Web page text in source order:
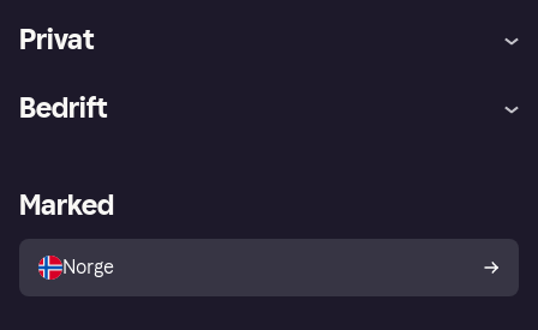
Privat
Utforsk butikker
Bedrift
Merchant portal
Marked
Norge